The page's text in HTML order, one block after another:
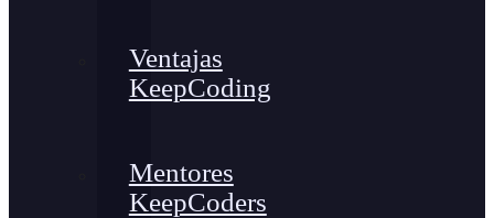
Ventajas
KeepCoding
Mentores
KeepCoders